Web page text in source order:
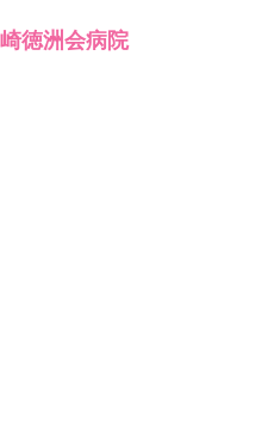
徳洲会病院